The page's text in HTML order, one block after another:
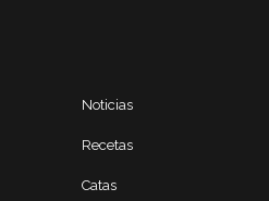
Noticias
Recetas
Catas